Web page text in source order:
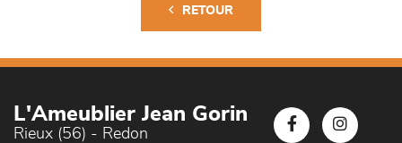
RETOUR
L'Ameublier Jean Gorin
Rieux (56) - Redon